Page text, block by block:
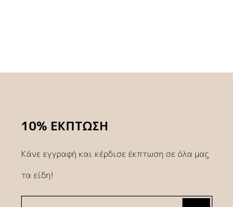
10% ΕΚΠΤΩΣΗ
Κάνε εγγραφή και κέρδισε έκπτωση σε όλα μας
τα είδη!